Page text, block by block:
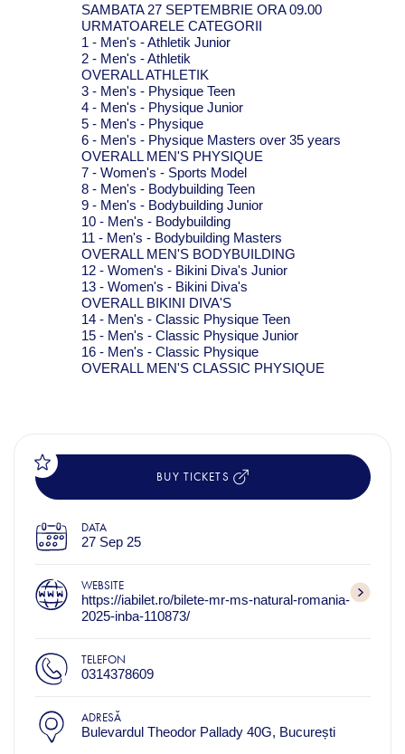
SAMBATA 27 SEPTEMBRIE ORA 09.00
URMATOARELE CATEGORII
1 - Men's - Athletik Junior
2 - Men's - Athletik
OVERALL ATHLETIK
3 - Men's - Physique Teen
4 - Men's - Physique Junior
5 - Men's - Physique
6 - Men's - Physique Masters over 35 years
OVERALL MEN'S PHYSIQUE
7 - Women's - Sports Model
8 - Men's - Bodybuilding Teen
9 - Men's - Bodybuilding Junior
10 - Men's - Bodybuilding
11 - Men's - Bodybuilding Masters
OVERALL MEN'S BODYBUILDING
12 - Women's - Bikini Diva's Junior
13 - Women's - Bikini Diva's
OVERALL BIKINI DIVA'S
14 - Men's - Classic Physique Teen
15 - Men's - Classic Physique Junior
16 - Men's - Classic Physique
OVERALL MEN'S CLASSIC PHYSIQUE
BUY TICKETS
DATA
27 Sep 25
WEBSITE
https://iabilet.ro/bilete-mr-ms-natural-romania-
2025-inba-110873/
TELEFON
0314378609
ADRESĂ
Bulevardul Theodor Pallady 40G, București